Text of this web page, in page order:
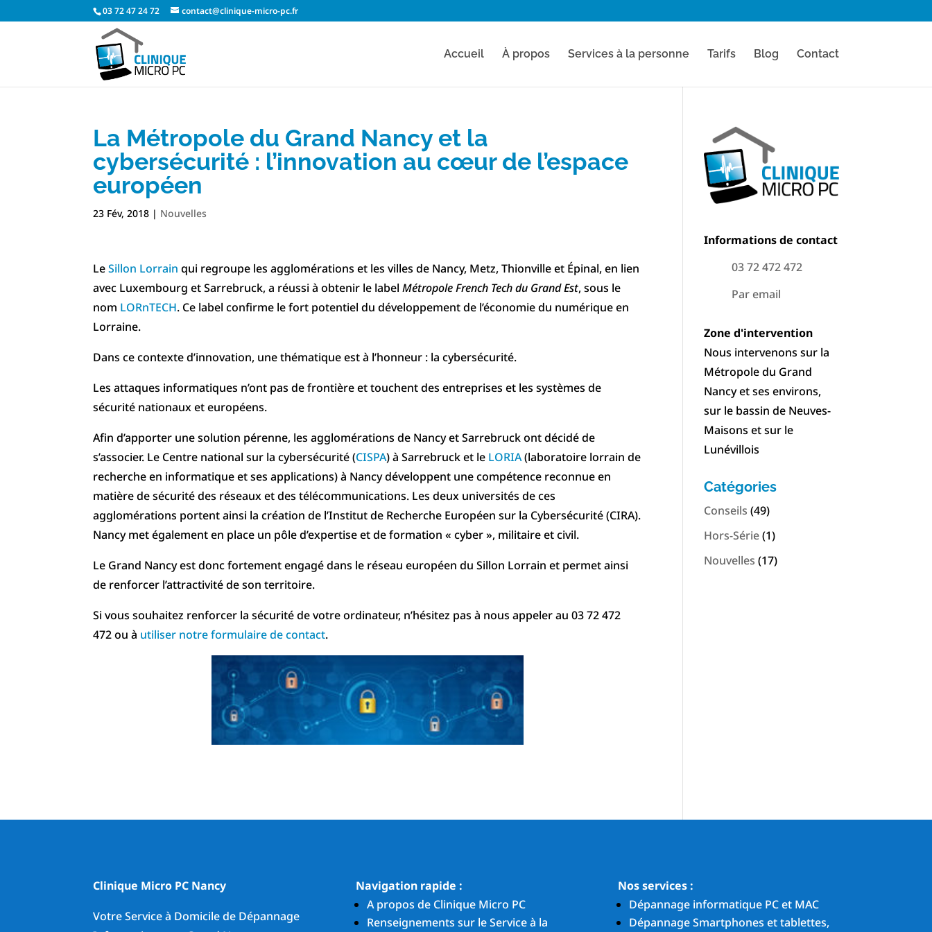
03 72 47 24 72 contact@clinique-micro-pc.fr
Accueil À propos Services à la personne Tarifs Blog Contact
La Métropole du Grand Nancy et la
cybersécurité : l’innovation au cœur de l’espace
européen
23 Fév, 2018 | Nouvelles
LeSillon Lorrain qui regroupe les agglomérations et les villes de Nancy, Metz, Thionville et Épinal, en lien
avec Luxembourg et Sarrebruck, a réussi à obtenir le labelMétropole French Tech du Grand Est, sous le
nom LORnTECH. Ce label confirme le fort potentiel du développement de l’économie du numérique en
Lorraine.
Dans ce contexte d’innovation, une thématique est à l’honneur : la cybersécurité.
Les attaques informatiques n’ont pas de frontière et touchent des entreprises et les systèmes de
sécurité nationaux et européens.
Afin d’apporter une solution pérenne, les agglomérations de Nancy et Sarrebruck ont décidé de
s’associer. Le Centre national sur la cybersécurité (CISPA) à Sarrebruck et le LORIA(laboratoire lorrain de
recherche en informatique et ses applications) à Nancy développent une compétence reconnue en
matière de sécurité des réseaux et des télécommunications. Les deux universités de ces
agglomérations portent ainsi la création de l’Institut de Recherche Européen sur la Cybersécurité (CIRA).
Nancy met également en place un pôle d’expertise et de formation « cyber », militaire et civil.
Le Grand Nancy est donc fortement engagé dans le réseau européen du Sillon Lorrain et permet ainsi
de renforcer l’attractivité de son territoire.
Si vous souhaitez renforcer la sécurité de votre ordinateur, n’hésitez pas à nous appeler au 03 72 472
472 ou à utiliser notre formulaire de contact.
Informations de contact
03 72 472 472
Par email
Zone d'intervention
Nous intervenons sur la
Métropole du Grand
Nancy et ses environs,
sur le bassin de Neuves-
Maisons et sur le
Lunévillois
Catégories
Conseils (49)
Hors-Série(1)
Nouvelles (17)
Clinique Micro PC Nancy
Votre Service à Domicile de Dépannage
Navigation rapide :
A propos de Clinique Micro PC
Renseignements sur le Service à la
Nos services :
Dépannage informatique PC et MAC
Dépannage Smartphones et tablettes,